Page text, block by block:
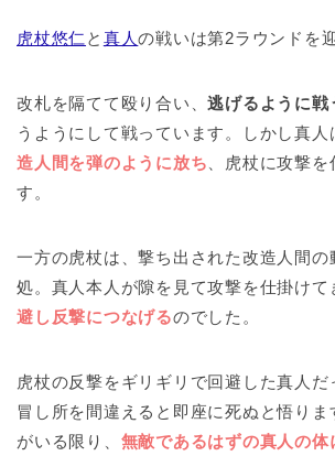
虎杖悠仁 と 真人の戦いは第2ラウンドを
改札を隔てて殴り合い、逃げるように戦
うようにして戦っています。しかし真人
造人間を弾のように放ち 、虎杖に攻撃
す。
一方の虎杖は、撃ち出された改造人間の
処。真人本人が隙を見て攻撃を仕掛けて
避し反撃につなげるのでした。
虎杖の反撃をギリギリで回避した真人
冒し所を間違えると即座に死ぬと悟り
がいる限り、 無敵であるはずの真人の体